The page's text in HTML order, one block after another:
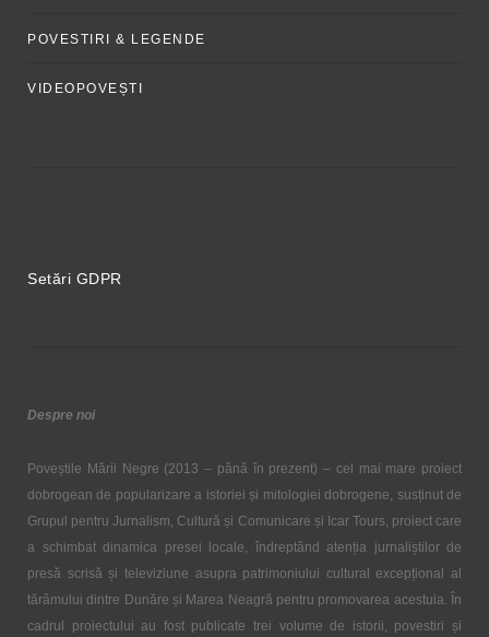
POVESTIRI & LEGENDE
VIDEOPOVEȘTI
Setări GDPR
Despre noi
Poveștile Mării Negre (2013 – până în prezent) – cel mai mare proiect
dobrogean de popularizare a istoriei și mitologiei dobrogene, susținut de
Grupul pentru Jurnalism, Cultură și Comunicare și Icar Tours, proiect care
a schimbat dinamica presei locale, îndreptând atenția jurnaliștilor de
presă scrisă și televiziune asupra patrimoniului cultural excepțional al
tărâmului dintre Dunăre și Marea Neagră pentru promovarea acestuia. În
cadrul proiectului au fost publicate trei volume de istorii, povestiri și